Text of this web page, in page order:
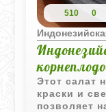
510 0
Этот салат
краски и
позволяет